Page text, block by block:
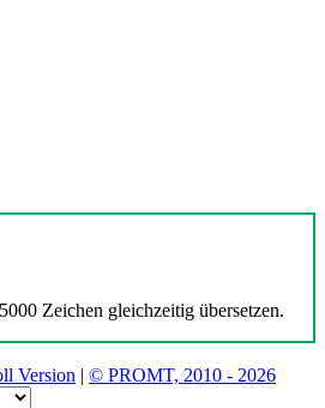
Zeichen gleichzeitig übersetzen.
Version | © PROMT, 2010 - 2026